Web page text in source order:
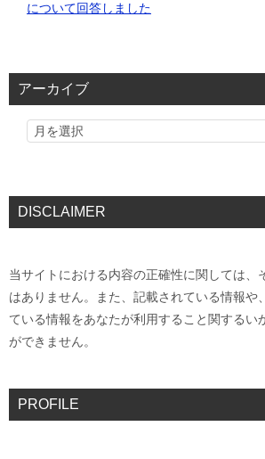
について回答しました
アーカイブ
DISCLAIMER
当サイトにおける内容の正確性に関しては、
はありません。また、記載されている情報や
ている情報をあなたが利用すること関するい
ができません。
PROFILE